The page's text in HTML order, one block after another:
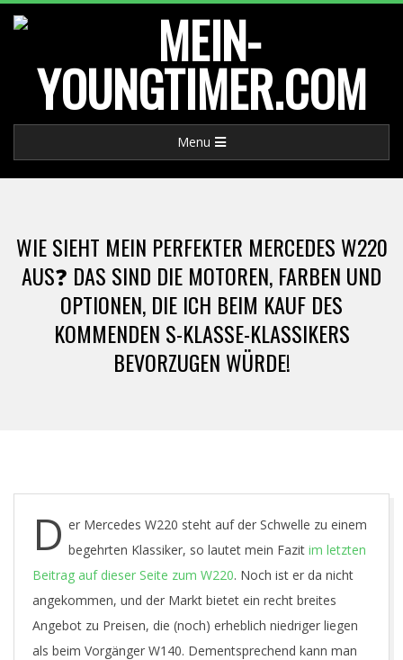
Skip
M
E
I
N
U
N
G
T
Navigation
Menu
WIE SIEHT MEIN PERFEKTER MERCEDES W220
AUS❓ DAS SIND DIE MOTOREN, FARBEN UND
OPTIONEN, DIE ICH BEIM KAUF DES
KOMMENDEN S-KLASSE-KLASSIKERS
BEVORZUGEN WÜRDE!
D er Mercedes W220 steht auf der Schwelle zu einem
begehrten Klassiker, so lautet mein Fazit im letzten
Beitrag auf dieser Seite zum W220. Noch ist er da nicht
angekommen, und der Markt bietet ein recht breites
Angebot zu Preisen, die (noch) erheblich niedriger liegen
als beim Vorgänger W140. Dementsprechend kann man